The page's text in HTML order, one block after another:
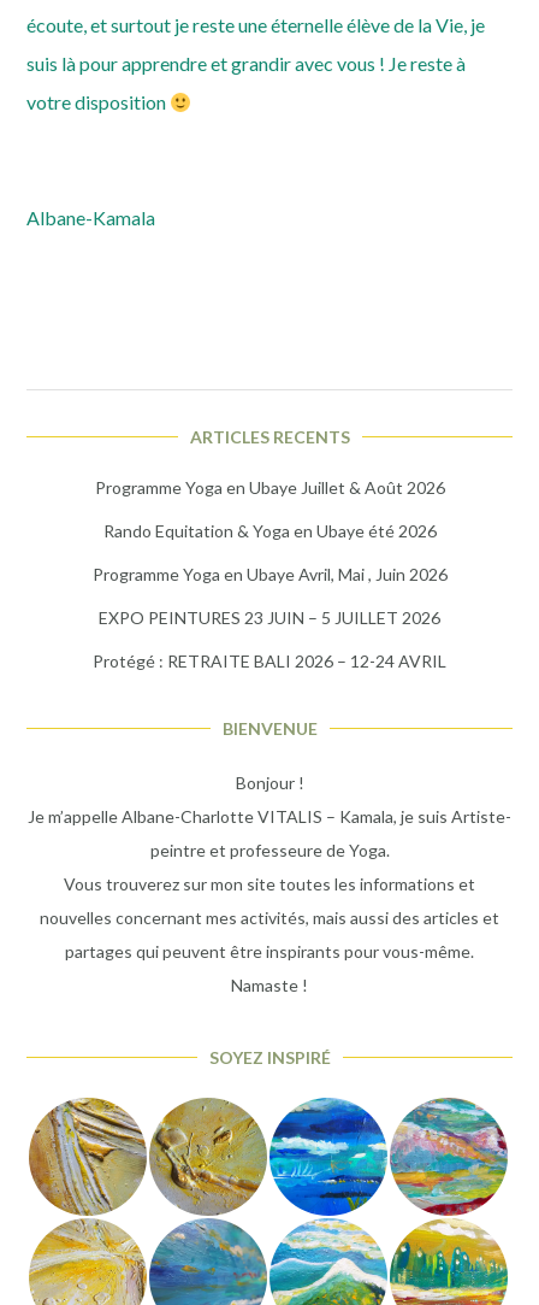
écoute, et surtout je reste une éternelle élève de la Vie, je
suis là pour apprendre et grandir avec vous ! Je reste à
votre disposition
Albane-Kamala
ARTICLES RECENTS
Programme Yoga en Ubaye Juillet & Août 2026
Rando Equitation & Yoga en Ubaye été 2026
Programme Yoga en Ubaye Avril, Mai , Juin 2026
EXPO PEINTURES 23 JUIN – 5 JUILLET 2026
Protégé : RETRAITE BALI 2026 – 12-24 AVRIL
BIENVENUE
Bonjour !
Je m’appelle Albane-Charlotte VITALIS – Kamala, je suis Artiste-
peintre et professeure de Yoga.
Vous trouverez sur mon site toutes les informations et
nouvelles concernant mes activités, mais aussi des articles et
partages qui peuvent être inspirants pour vous-même.
Namaste !
SOYEZ INSPIRÉ